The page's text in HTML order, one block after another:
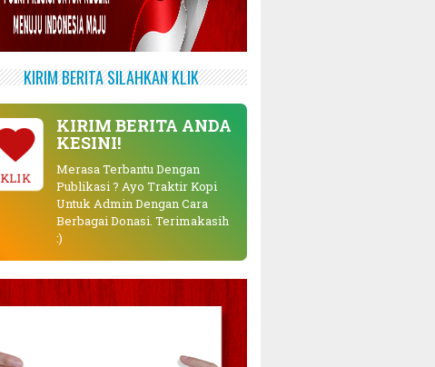
KIRIM BERITA SILAHKAN KLIK
KLIK
KIRIM BERITA ANDA
KESINI!
Merasa Terbantu Dengan
Publikasi ? Ayo Traktir Kopi
Untuk Admin Dengan Cara
Berbagai Donasi. Terimakasih
:)